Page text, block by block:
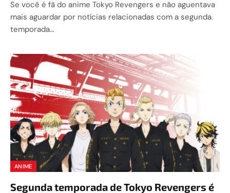
Se você é fã do anime Tokyo Revengers e não aguentava
mais aguardar por notícias relacionadas com a segunda
temporada…
ANIME
Segunda temporada de Tokyo Revengers é